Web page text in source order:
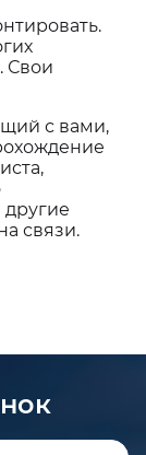
Свои
с вами,
связи.